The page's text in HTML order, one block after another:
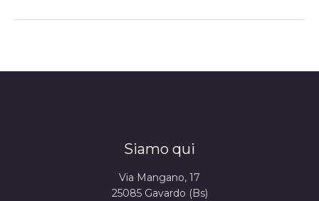
Siamo qui
Via Mangano, 17
25085 Gavardo (Bs)